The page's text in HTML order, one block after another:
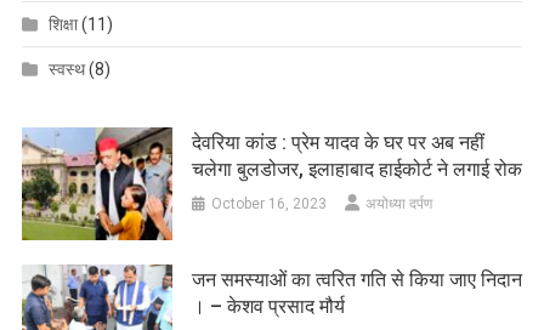
शिक्षा(11)
स्वस्थ(8)
देवरिया कांड : प्रेम यादव के घर पर अब नहीं
चलेगा बुलडोजर, इलाहाबाद हाईकोर्ट ने लगाई रोक
October 16, 2023 अयोध्या दर्पण
जन समस्याओं का त्वरित गति से किया जाए निदान
। – केशव प्रसाद मौर्य